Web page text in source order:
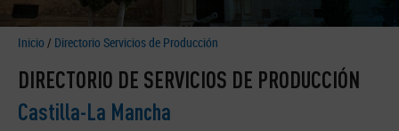
Inicio / Directorio Servicios de Producción
DIRECTORIO DE SERVICIOS DE PRODUCCIÓN
Castilla-La Mancha